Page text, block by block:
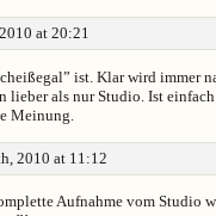
at 20:21
ist. Klar wird immer
lieber als nur Studio. Ist
Meinung.
2010 at 11:12
Aufnahme vom Studio